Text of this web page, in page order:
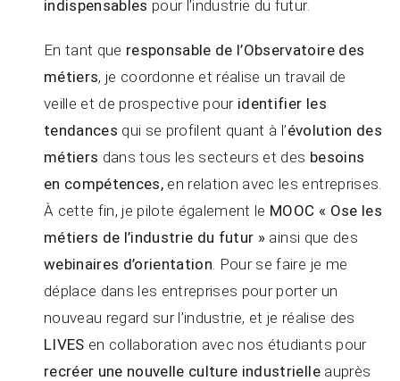
indispensables pour l’industrie du futur.
En tant que responsable de l’Observatoire des
métiers, je coordonne et réalise un travail de
veille et de prospective pour identifier les
tendances qui se profilent quant à l’évolution des
métiers dans tous les secteurs et des besoins
en compétences, en relation avec les entreprises.
À cette fin, je pilote également le MOOC « Ose les
métiers de l’industrie du futur » ainsi que des
webinaires d’orientation . Pour se faire je me
déplace dans les entreprises pour porter un
nouveau regard sur l’industrie, et je réalise des
LIVES en collaboration avec nos étudiants pour
recréer une nouvelle culture industrielleauprès